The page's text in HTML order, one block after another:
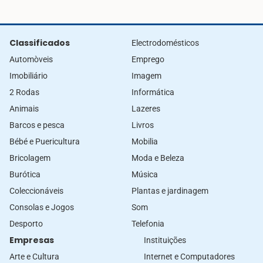
Classificados
Automòveis
Imobiliário
2 Rodas
Animais
Barcos e pesca
Bébé e Puericultura
Bricolagem
Burótica
Coleccionáveis
Consolas e Jogos
Desporto
Electrodomésticos
Emprego
Imagem
Informática
Lazeres
Livros
Mobilia
Moda e Beleza
Música
Plantas e jardinagem
Som
Telefonia
Empresas
Arte e Cultura
Instituições
Internet e Computadores